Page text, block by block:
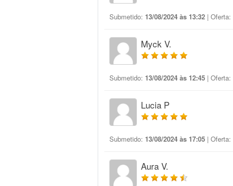
Submetido: 13/08/2024 às 13:32 | Oferta:
Myck V.
Submetido: 13/08/2024 às 12:45 | Oferta:
Lucia P
Submetido: 13/08/2024 às 17:05 | Oferta:
Aura V.